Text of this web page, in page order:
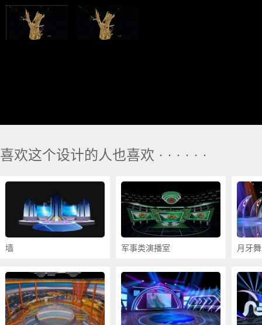
喜欢这个设计的人也喜欢 · · · · · ·
墙 军事类演播室 月牙